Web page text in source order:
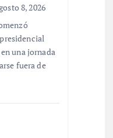
8, 2026
una jornada
fuera de